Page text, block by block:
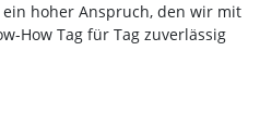
hoher Anspruch, den wir mit
How Tag für Tag zuverlässig